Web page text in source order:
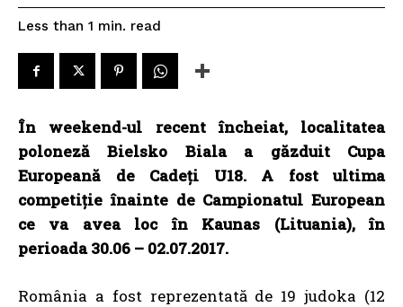
Less than 1 min. read
În weekend-ul recent încheiat, localitatea
poloneză Bielsko Biala a găzduit Cupa
Europeană de Cadeţi U18. A fost ultima
competiţie înainte de Campionatul European
ce va avea loc în Kaunas (Lituania), în
perioada 30.06 – 02.07.2017.
România a fost reprezentată de 19 judoka (12